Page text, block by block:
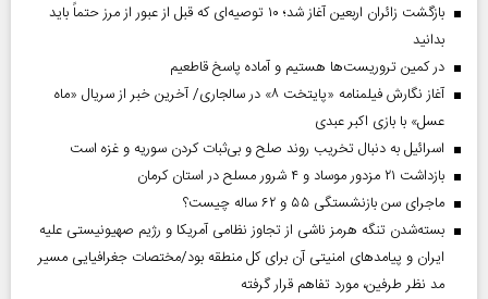
بازگشت زائران اربعین آغاز شد؛ ۱۰ توصیه‌ای که قبل از عبور از مرز حتماً باید
بدانید
در کمین تروریست‌ها هستیم و آماده پاسخ قاطعیم
آغاز نگارش فیلمنامه «پایتخت ۸» در سالجاری/ آخرین خبر از سریال «ماه
عسل» با بازی اکبر عبدی
اسرائیل به دنبال تخریب روند صلح و بی‌ثبات کردن سوریه و غزه است
بازداشت ۲۱ مزدور موساد و ۴ شرور مسلح در استان کرمان
ماجرای سن بازنشستگی ۵۵ و ۶۲ ساله چیست؟
بسته‌شدن تنگه هرمز ناشی از تجاوز نظامی آمریکا و رژیم صهیونیستی علیه
ایران و پیامد‌های امنیتی آن برای کل منطقه بود/مختصات جغرافیایی مسیر
مد نظر طرفین، مورد تفاهم قرار گرفته